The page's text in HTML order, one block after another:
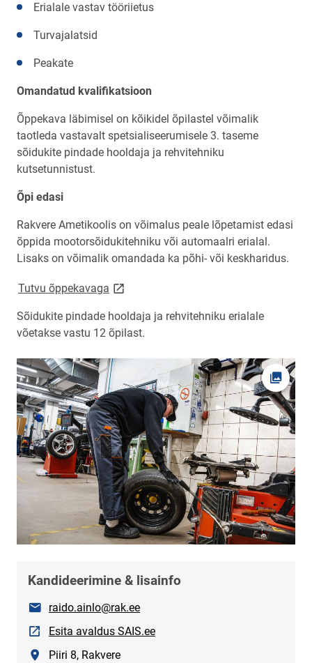
Erialale vastav tööriietus
Turvajalatsid
Peakate
Omandatud kvalifikatsioon
Õppekava läbimisel on kõikidel õpilastel võimalik
taotleda vastavalt spetsialiseerumisele 3. taseme
sõidukite pindade hooldaja ja rehvitehniku
kutsetunnistust.
Õpi edasi
Rakvere Ametikoolis on võimalus peale lõpetamist edasi
õppida mootorsõidukitehniku või automaalri erialal.
Lisaks on võimalik omandada ka põhi- või keskharidus.
Tutvu õppekavaga link opens on new page
Sõidukite pindade hooldaja ja rehvitehniku erialale
võetakse vastu 12 õpilast.
Ava
Kandideerimine & lisainfo
E-postraido.ainlo@rak.ee
Esita avaldus SAIS.eeLink avaneb uuel leheküljel
AsukohtPiiri 8, Rakvere